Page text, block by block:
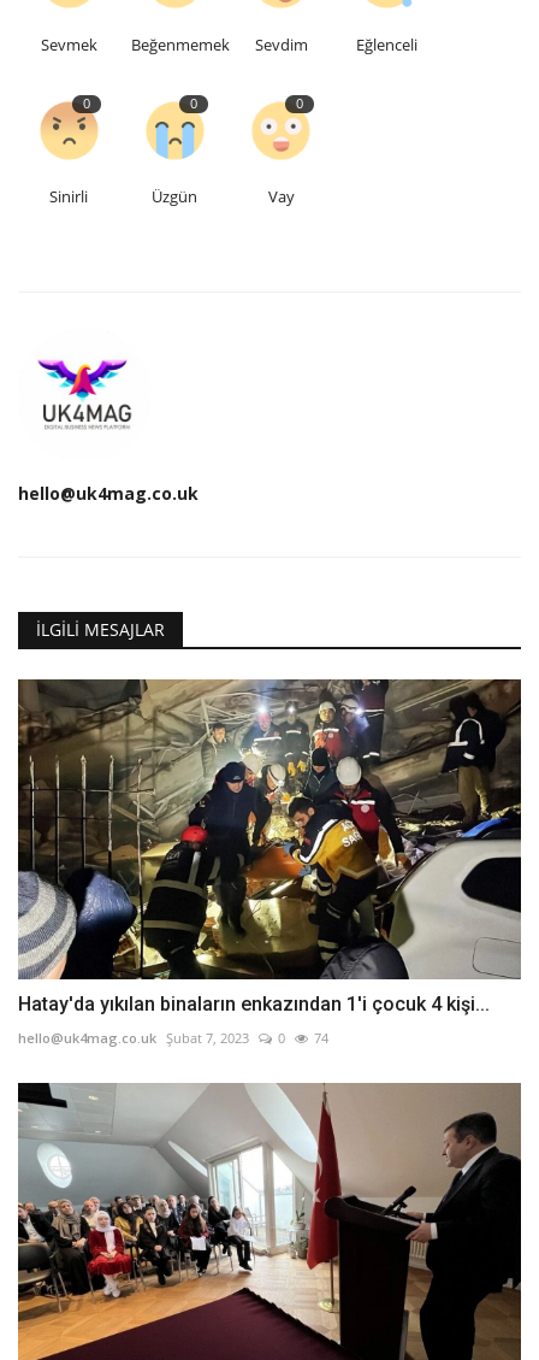
Sevmek Beğenmemek Sevdim Eğlenceli
0
Sinirli
0
Üzgün
0
Vay
hello@uk4mag.co.uk
İLGILI MESAJLAR
Hatay'da yıkılan binaların enkazından 1'i çocuk 4 kişi...
hello@uk4mag.co.uk Şubat 7, 2023 0 74